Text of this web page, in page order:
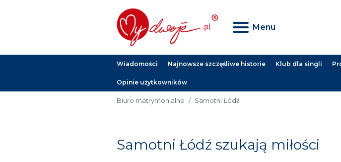
Menu
Wiadomości Najnowsze szczęśliwe historie Klub dla singli
Opinie użytkowników
Biuro matrymonialne Samotni Łódź
Samotni Łódź szukają miłości